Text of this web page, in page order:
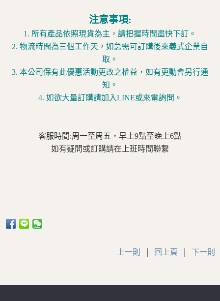
注意事項:
1. 所有產品依照現貨為主，請把握時間盡快下訂。
2. 物流時間為三個工作天，如急需可訂購後來義式企業自
取。
3. 本公司保有此優惠活動更改之權益，如有更動會另行通
知。
4. 如欲大量訂購請加入LINE或來電詢問。
客服時間:周一至周五，早上9點至晚上6點
如有疑問或訂購請在上班時間聯繫
上一則 | 回上頁 | 下一則